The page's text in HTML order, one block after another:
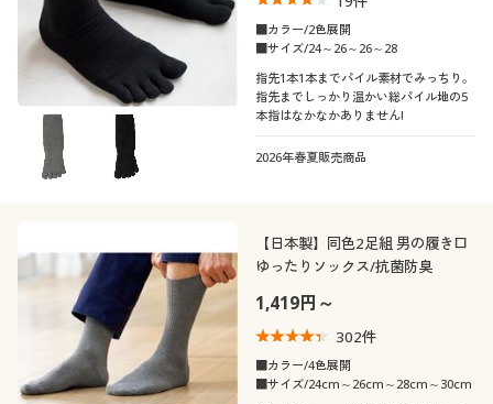
■カラー/2色展開
■サイズ/24～26～26～28
指先1本1本までパイル素材でみっちり。
指先までしっかり温かい総パイル地の5
本指はなかなかありません!
2026年春夏販売商品
【日本製】同色2足組 男の履き口
ゆったりソックス/抗菌防臭
1,419円～
302件
■カラー/4色展開
■サイズ/24cm～26cm～28cm～30cm